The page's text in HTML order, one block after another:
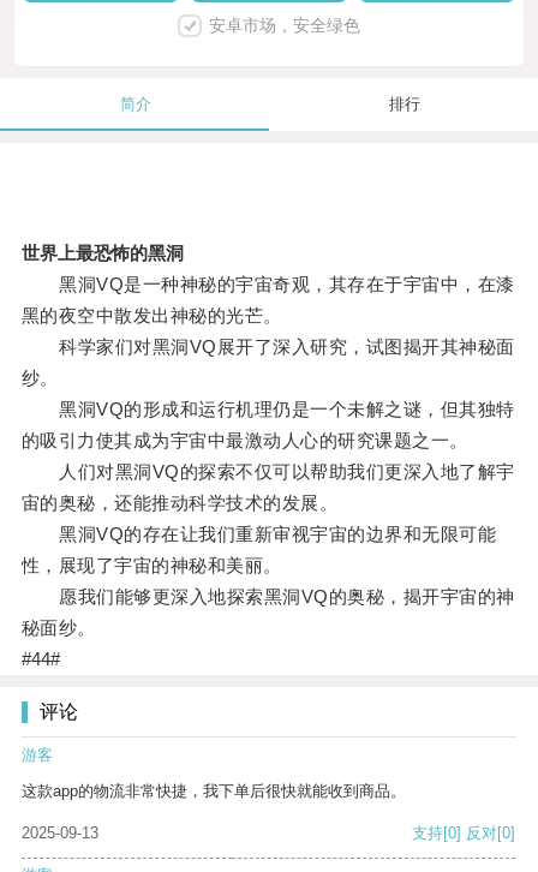
安卓市场，安全绿色
简介 排行
世界上最恐怖的黑洞
黑洞VQ是一种神秘的宇宙奇观，其存在于宇宙中，在漆
黑的夜空中散发出神秘的光芒。
科学家们对黑洞VQ展开了深入研究，试图揭开其神秘面
纱。
黑洞VQ的形成和运行机理仍是一个未解之谜，但其独特
的吸引力使其成为宇宙中最激动人心的研究课题之一。
人们对黑洞VQ的探索不仅可以帮助我们更深入地了解宇
宙的奥秘，还能推动科学技术的发展。
黑洞VQ的存在让我们重新审视宇宙的边界和无限可能
性，展现了宇宙的神秘和美丽。
愿我们能够更深入地探索黑洞VQ的奥秘，揭开宇宙的神
秘面纱。
#44#
评论
游客
这款app的物流非常快捷，我下单后很快就能收到商品。
2025-09-13 支持[0] 反对[0]